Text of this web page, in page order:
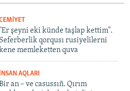
"Er şeyni eki künde taşlap kettim".
Seferberlik qorqusı rusiyelilerni
memleketten quva
İNSAN AQLARI
an – ve casussıñ. Qırım